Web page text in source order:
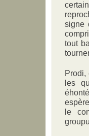
signe
tout
Prodi,
les
le